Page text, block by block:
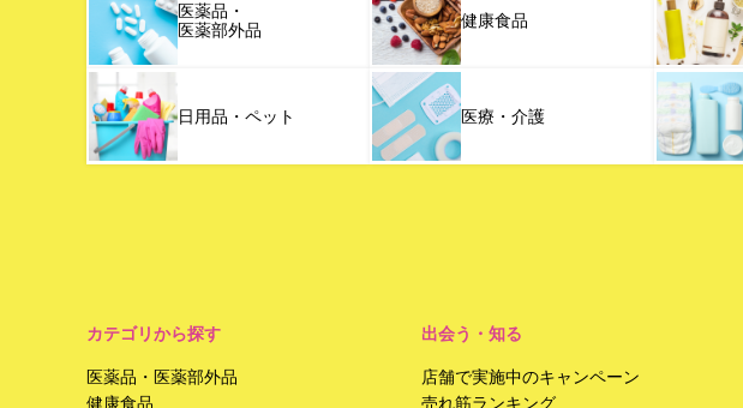
医薬品・
医薬部外品
健康食品
日用品・ペット 医療・介護
カテゴリから探す
医薬品・医薬部外品
健康食品
出会う・知る
店舗で実施中のキャンペーン
売れ筋ランキング